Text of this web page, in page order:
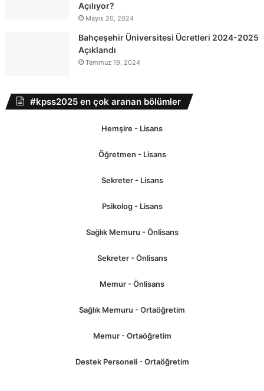
Açılıyor?
Mayıs 20, 2024
Bahçeşehir Üniversitesi Ücretleri 2024-2025
Açıklandı
Temmuz 19, 2024
#kpss2025 en çok aranan bölümler
Hemşire - Lisans
Öğretmen - Lisans
Sekreter - Lisans
Psikolog - Lisans
Sağlık Memuru - Önlisans
Sekreter - Önlisans
Memur - Önlisans
Sağlık Memuru - Ortaöğretim
Memur - Ortaöğretim
Destek Personeli - Ortaöğretim